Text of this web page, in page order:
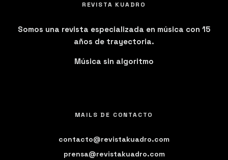
REVISTA KUADRO
Somos una revista especializada en música con 15
años de trayectoria.
Música sin algoritmo
MAILS DE CONTACTO
contacto@revistakuadro.com
prensa@revistakuadro.com